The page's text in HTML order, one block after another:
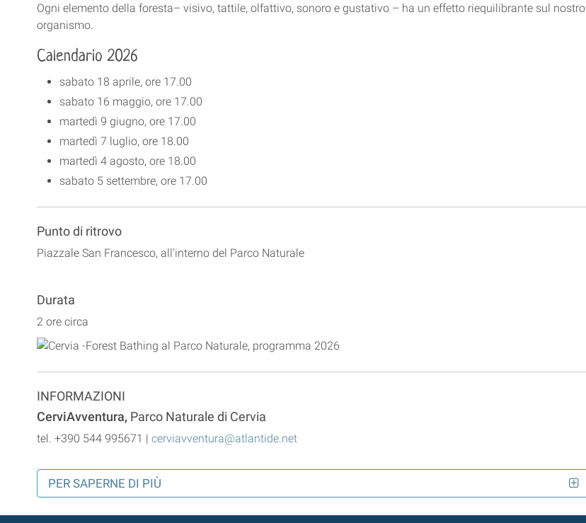
Ogni elemento della foresta– visivo, tattile, olfattivo, sonoro e gustativo – ha un effetto riequilibrante sul nostro
organismo.
Calendario 2026
sabato 18 aprile, ore 17.00
sabato 16 maggio, ore 17.00
martedì 9 giugno, ore 17.00
martedì 7 luglio, ore 18.00
martedì 4 agosto, ore 18.00
sabato 5 settembre, ore 17.00
Punto di ritrovo
Piazzale San Francesco, all'interno del Parco Naturale
Durata
2 ore circa
INFORMAZIONI
CerviAvventura, Parco Naturale di Cervia
tel. +390 544 995671 | cerviavventura@atlantide.net
PER SAPERNE DI PIÙ